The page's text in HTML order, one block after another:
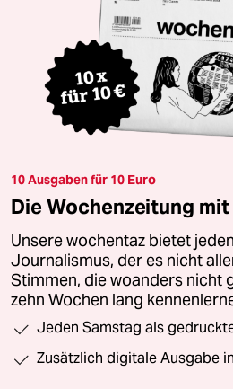
10 Ausgaben für 10 Euro
Die Wochenzeitung
Unsere wochentaz bietet
Journalismus, der es nicht
Stimmen, die woanders nicht
zehn Wochen lang
Jeden Samstag als
Zusätzlich digitale Ausgabe